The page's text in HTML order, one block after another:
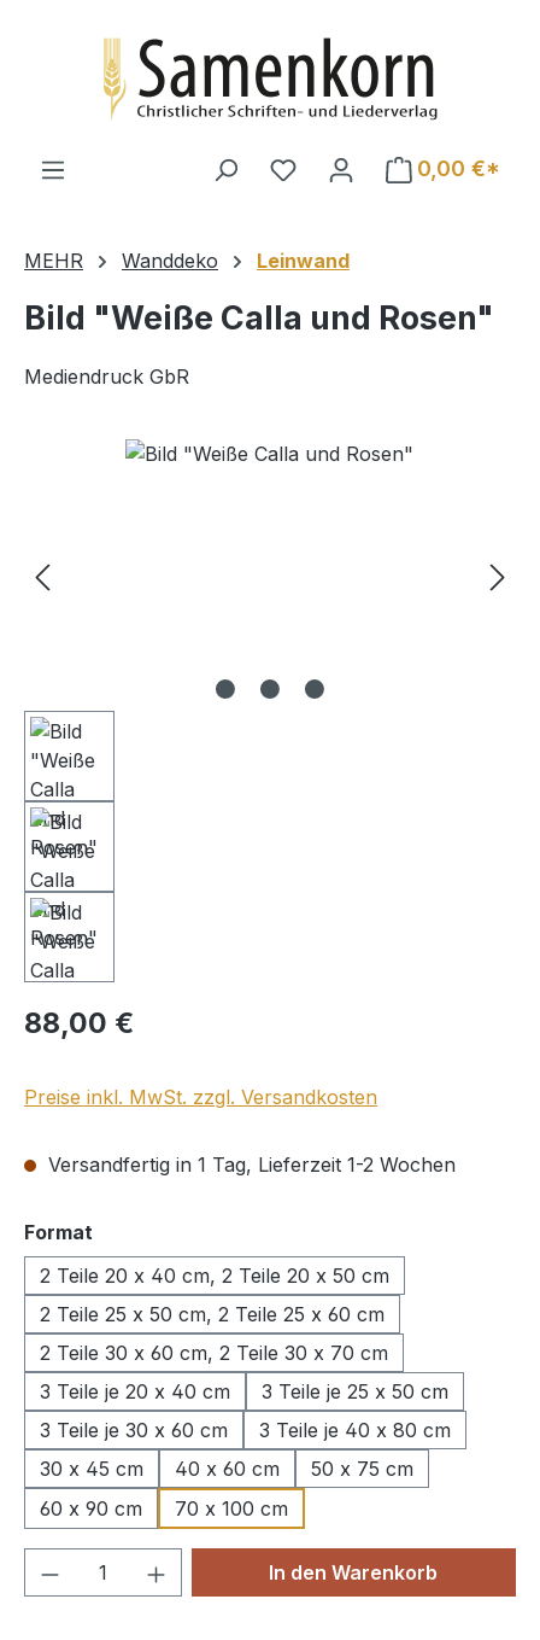
0,00 €*
MEHR Wanddeko Leinwand
Bild "Weiße Calla und Rosen"
Mediendruck GbR
Bildergalerie überspringen
Regulärer Preis:
88,00 €
Preise inkl. MwSt. zzgl. Versandkosten
Versandfertig in 1 Tag, Lieferzeit 1-2 Wochen
Format
2 Teile 20 x 40 cm, 2 Teile 20 x 50 cm
2 Teile 25 x 50 cm, 2 Teile 25 x 60 cm
2 Teile 30 x 60 cm, 2 Teile 30 x 70 cm
3 Teile je 20 x 40 cm
3 Teile je 25 x 50 cm
3 Teile je 30 x 60 cm
3 Teile je 40 x 80 cm
30 x 45 cm
40 x 60 cm
50 x 75 cm
60 x 90 cm
70 x 100 cm
Produkt Anzahl: Gib denIn den Warenkorb